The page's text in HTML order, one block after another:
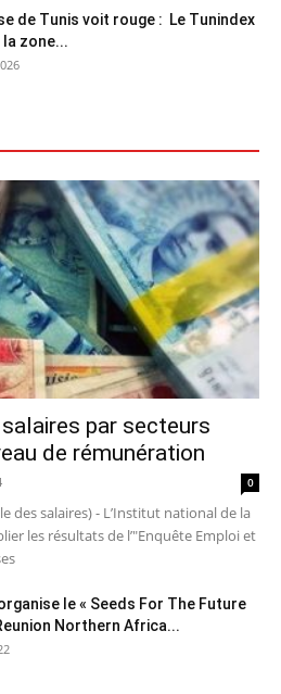
de Tunis voit rouge : Le Tunindex
zone...
par secteurs
de rémunération
0
des salaires) - L’Institut national de la
les résultats de l’"Enquête Emploi et
le « Seeds For The Future
Northern Africa...